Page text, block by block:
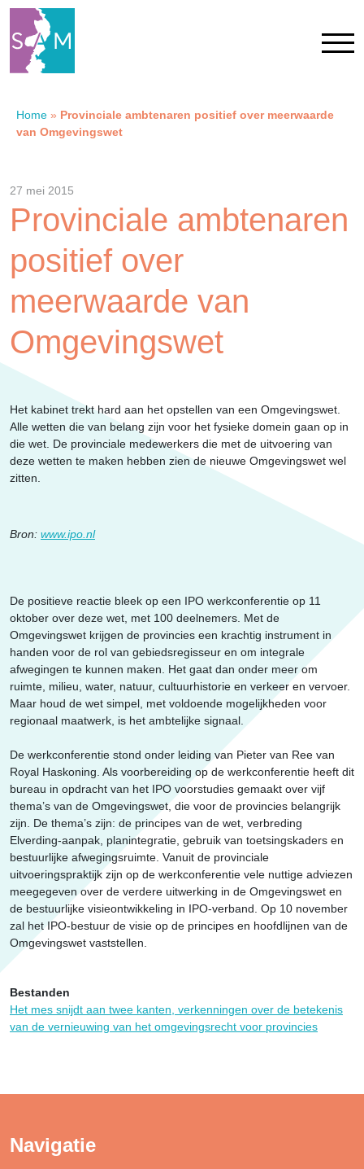
Home
Contact
SAM Limburg
Actueel
Overheid
Home » Provinciale ambtenaren positief over meerwaarde
van Omgevingswet
27 mei 2015
Provinciale ambtenaren
positief over
meerwaarde van
Omgevingswet
Het kabinet trekt hard aan het opstellen van een Omgevingswet.
Alle wetten die van belang zijn voor het fysieke domein gaan op in
die wet. De provinciale medewerkers die met de uitvoering van
deze wetten te maken hebben zien de nieuwe Omgevingswet wel
zitten.
Bron: www.ipo.nl
De positieve reactie bleek op een IPO werkconferentie op 11
oktober over deze wet, met 100 deelnemers. Met de
Omgevingswet krijgen de provincies een krachtig instrument in
handen voor de rol van gebiedsregisseur en om integrale
afwegingen te kunnen maken. Het gaat dan onder meer om
ruimte, milieu, water, natuur, cultuurhistorie en verkeer en vervoer.
Maar houd de wet simpel, met voldoende mogelijkheden voor
regionaal maatwerk, is het ambtelijke signaal.
De werkconferentie stond onder leiding van Pieter van Ree van
Royal Haskoning. Als voorbereiding op de werkconferentie heeft dit
bureau in opdracht van het IPO voorstudies gemaakt over vijf
thema’s van de Omgevingswet, die voor de provincies belangrijk
zijn. De thema’s zijn: de principes van de wet, verbreding
Elverding-aanpak, planintegratie, gebruik van toetsingskaders en
bestuurlijke afwegingsruimte. Vanuit de provinciale
uitvoeringspraktijk zijn op de werkconferentie vele nuttige adviezen
meegegeven over de verdere uitwerking in de Omgevingswet en
de bestuurlijke visieontwikkeling in IPO-verband. Op 10 november
zal het IPO-bestuur de visie op de principes en hoofdlijnen van de
Omgevingswet vaststellen.
Bestanden
Het mes snijdt aan twee kanten, verkenningen over de betekenis
van de vernieuwing van het omgevingsrecht voor provincies
Navigatie